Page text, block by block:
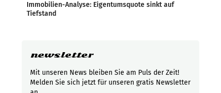
Immobilien-Analyse: Eigentumsquote sinkt auf
Tiefstand
newsletter
Mit unseren News bleiben Sie am Puls der Zeit!
Melden Sie sich jetzt für unseren gratis Newsletter